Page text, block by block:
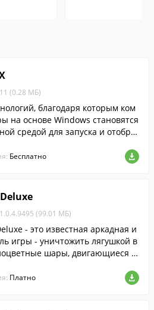
(0.28 МБ)
благодаря которым ком
на основе Windows становятся
средой для запуска и отобра
Бесплатно
(99.01 МБ)
- это известная аркадная и
игры - уничтожить лягушкой в
шары, двигающиеся ц
Платно